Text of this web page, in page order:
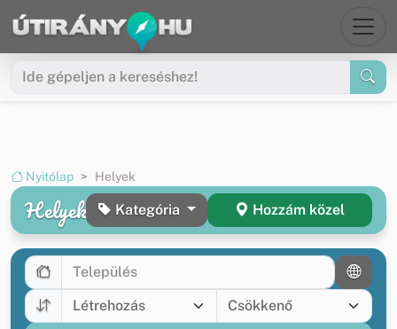
Ugrás a menüre
Ugrás a tartalomra
Nyitólap Helyek
Helyek Kategória Hozzám közel